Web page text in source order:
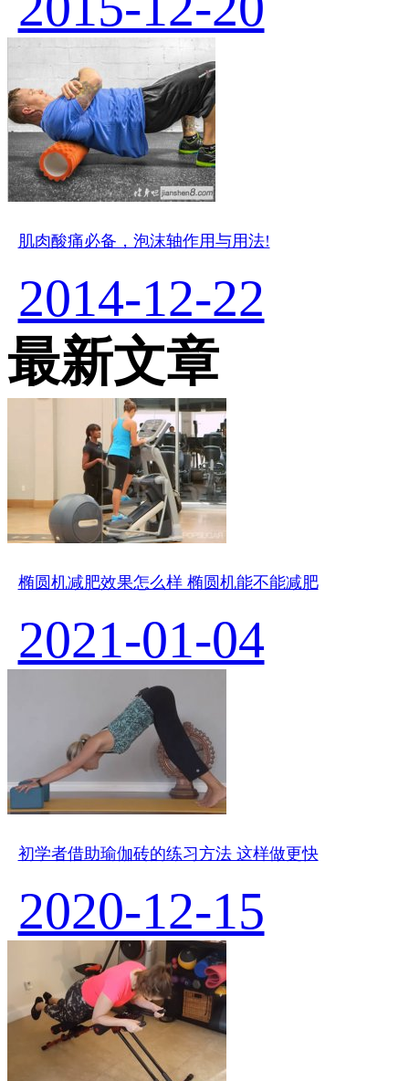
肌肉酸痛必备，泡沫轴作用与用法!
2014-12-22
最新文章
椭圆机减肥效果怎么样 椭圆机能不能减肥
2021-01-04
初学者借助瑜伽砖的练习方法 这样做更快
2020-12-15